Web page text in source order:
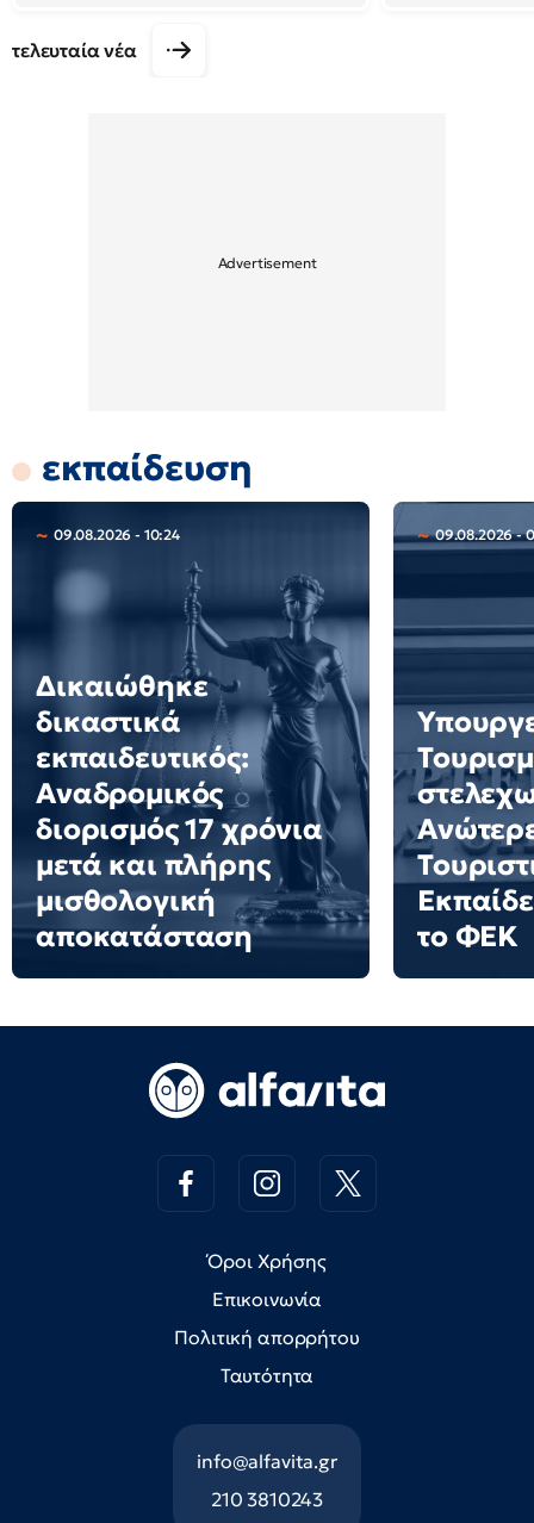
τελευταία νέα
εκπαίδευση
09.08.2026 - 10:24
Δικαιώθηκε
δικαστικά
εκπαιδευτικός:
Αναδρομικός
διορισμός 17 χρόνια
μετά και πλήρης
μισθολογική
αποκατάσταση
09.08.2026 -
το ΦΕΚ
Όροι Χρήσης
Επικοινωνία
Πολιτική απορρήτου
Ταυτότητα
info@alfavita.gr
210 3810243